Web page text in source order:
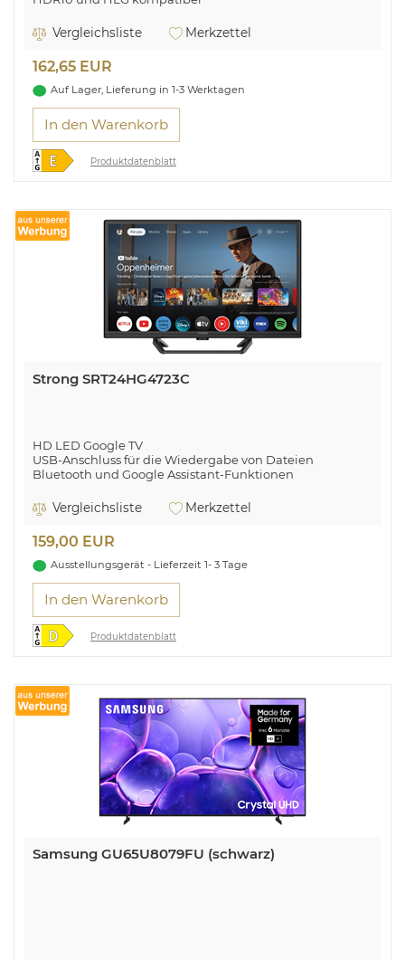
Matter Smart Home-kompatibel
Alexa & Google Assistant kompatibel
Vocal Boost
Vergleichsliste Merkzettel
162,65 EUR
Auf Lager, Lieferung in 1-3 Werktagen
In den Warenkorb
Produktdatenblatt
Strong SRT24HG4723C
HD LED Google TV
USB-Anschluss für die Wiedergabe von Dateien
Bluetooth und Google Assistant-Funktionen
Vergleichsliste Merkzettel
159,00 EUR
Ausstellungsgerät - Lieferzeit 1- 3 Tage
In den Warenkorb
Produktdatenblatt
Samsung GU65U8079FU (schwarz)